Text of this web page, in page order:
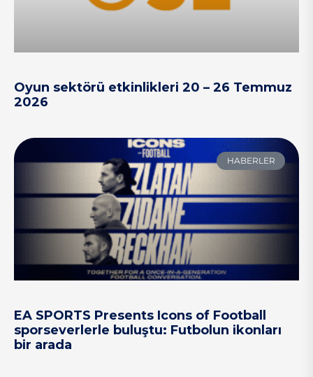
Oyun sektörü etkinlikleri 20 – 26 Temmuz
2026
HABERLER
EA SPORTS Presents Icons of Football
sporseverlerle buluştu: Futbolun ikonları
bir arada